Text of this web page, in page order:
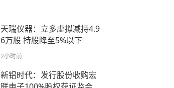
天瑞仪器：立多虚拟减持4.9
6万股 持股降至5%以下
2小时前
新铝时代：发行股份收购宏